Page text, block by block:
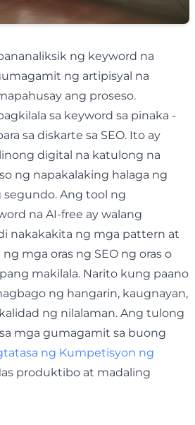
ng keyword na
ng artipisyal na
ang proseso.
sa keyword sa pinaka -
sa diskarte sa SEO. Ito ay
digital na katulong na
ng napakalaking halaga ng
segundo. Ang tool ng
na AI-free ay walang
nakakakita ng mga pattern at
mga oras ng SEO ng oras o
makilala. Narito kung paano
ng hangarin, kaugnayan,
ng nilalaman. Ang tulong
mga gumagamit sa buong
ng Kumpetisyon ng
produktibo at madaling